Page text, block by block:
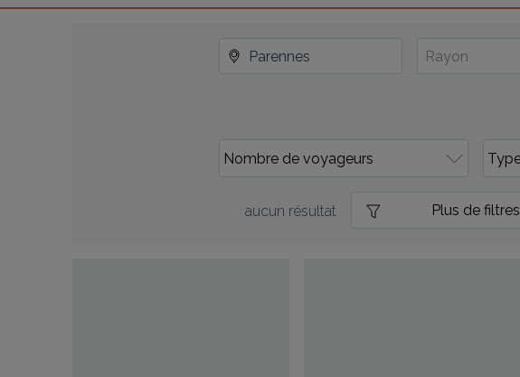
aucun résultat Plus de filtres